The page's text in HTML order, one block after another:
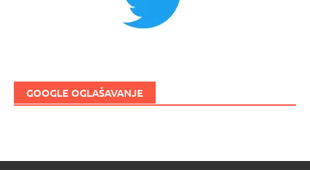
GOOGLE OGLAŠAVANJE